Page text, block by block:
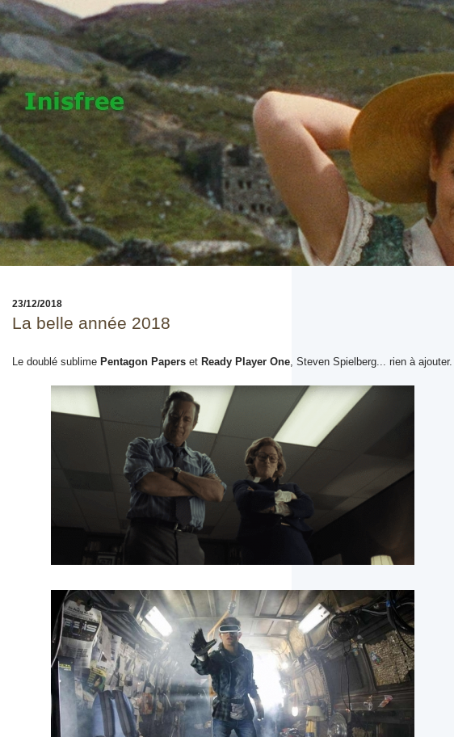
23/12/2018
La belle année 2018
Le doublé sublime Pentagon Papers et Ready Player One, Steven Spielberg... rien à ajouter.